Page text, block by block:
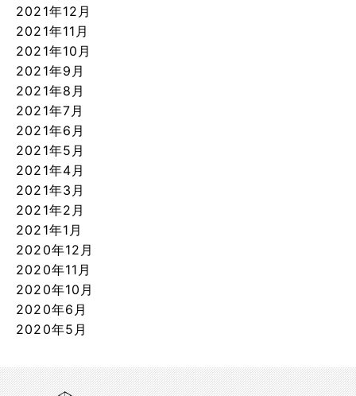
2021年12月
2021年11月
2021年10月
2021年9月
2021年8月
2021年7月
2021年6月
2021年5月
2021年4月
2021年3月
2021年2月
2021年1月
2020年12月
2020年11月
2020年10月
2020年6月
2020年5月